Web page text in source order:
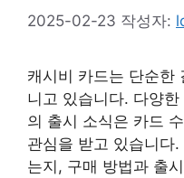
2025-02-23 작성자:
캐시비 카드는 단순한
니고 있습니다. 다양
의 출시 소식은 카드
관심을 받고 있습니다
는지, 구매 방법과 출